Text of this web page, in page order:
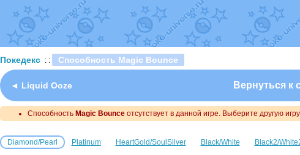
ilovearceus
Raging Boltот GraceDaFox
в фанарте.
Shadow mismagiusот
в фанарте.
художник
отvicavica в фанарте.
Покедекс : : Способность Magic Bounce
◄ Liquid Ooze Вернуться к
Способность Magic Bounceотсутствует в данной игре. Выберите другую
Diamond/Pearl Platinum HeartGold/SoulSilver Black/White Black2/